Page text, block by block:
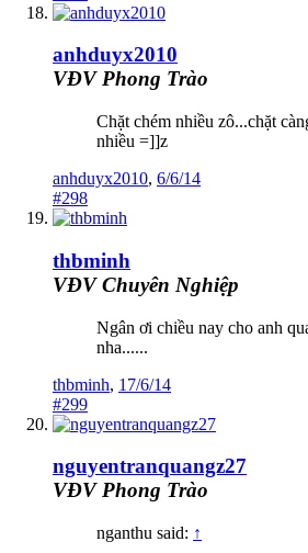
anhduyx2010
VĐV Phong Trào
Chặt chém nhiều zô...chặt
nhiều =]]z
anhduyx2010, 6/6/14
#298
thbminh
VĐV Chuyên Nghiệp
Ngân ơi chiều nay cho anh
nha......
thbminh, 17/6/14
#299
nguyentranquangz27
VĐV Phong Trào
nganthu said: ↑